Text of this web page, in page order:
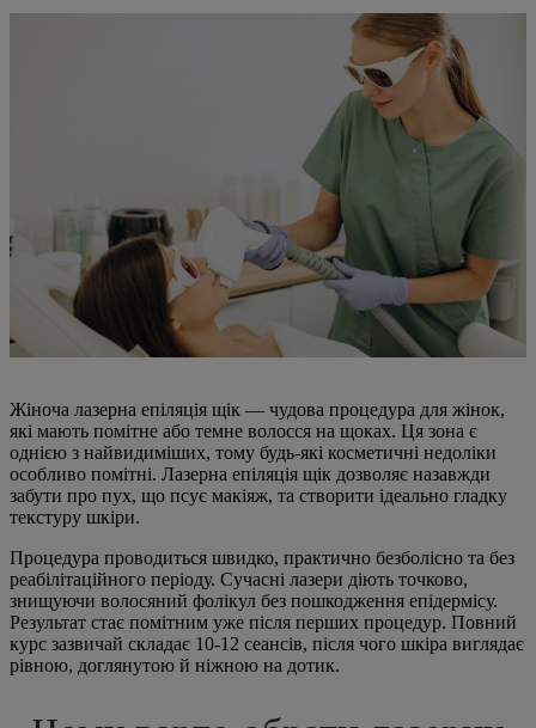
Жіноча лазерна епіляція щік — чудова процедура для жінок,
які мають помітне або темне волосся на щоках. Ця зона є
однією з найвидиміших, тому будь-які косметичні недоліки
особливо помітні. Лазерна епіляція щік дозволяє назавжди
забути про пух, що псує макіяж, та створити ідеально гладку
текстуру шкіри.
Процедура проводиться швидко, практично безболісно та без
реабілітаційного періоду. Сучасні лазери діють точково,
знищуючи волосяний фолікул без пошкодження епідермісу.
Результат стає помітним уже після перших процедур. Повний
курс зазвичай складає 10-12 сеансів, після чого шкіра виглядає
рівною, доглянутою й ніжною на дотик.